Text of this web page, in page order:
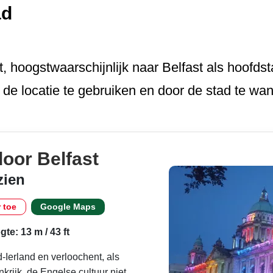
hoogstwaarschij­nlijk naar Belfast als
locatie te gebruiken en door de stad te
Belfast
toe Google Maps
13 m / 43 ft
Ierland en verloochent, als